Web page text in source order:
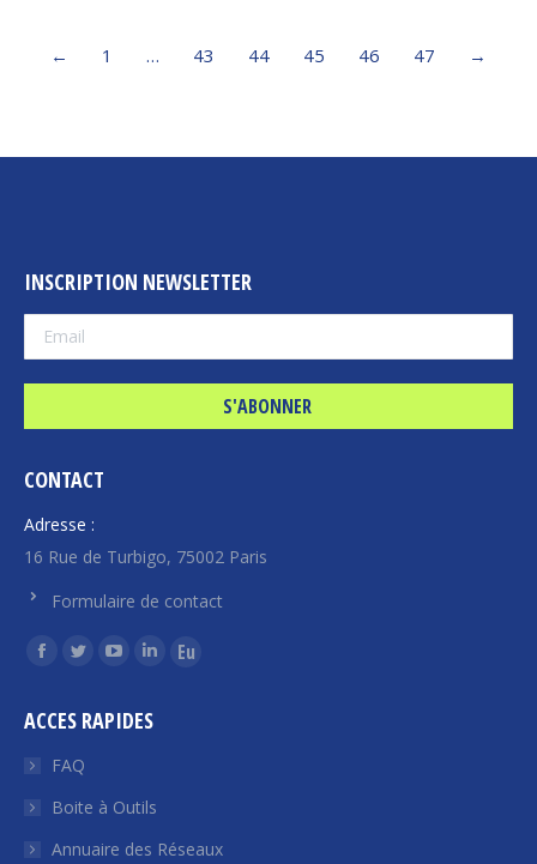
← 1 … 43 44 45 46 47 →
INSCRIPTION NEWSLETTER
CONTACT
Adresse :
16 Rue de Turbigo, 75002 Paris
Formulaire de contact
Trouvez nous sur :
La
Facebook
s'ouvre
une
nouvelle
La
Twitter
s'ouvre
une
nouvelle
La
YouTube
une
nouvelle
La
LinkedIn
une
nouvelle
La
nouvelle
ACCES RAPIDES
FAQ
Boite à Outils
Annuaire des Réseaux